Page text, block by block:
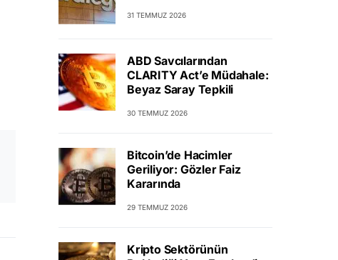
31 TEMMUZ 2026
ABD Savcılarından
CLARITY Act’e Müdahale:
Beyaz Saray Tepkili
30 TEMMUZ 2026
Bitcoin’de Hacimler
Geriliyor: Gözler Faiz
Kararında
29 TEMMUZ 2026
Kripto Sektörünün